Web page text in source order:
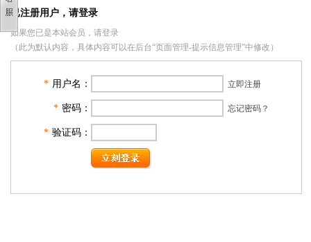
已注册用户，请登录
如果您已是本站会员，请登录
（此为默认内容，具体内容可以在后台“页面管理-提示信息管理”中修改）
* 用户名： 立即注册
* 密码： 忘记密码？
* 验证码：